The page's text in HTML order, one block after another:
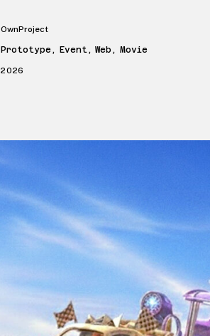
Own Project
Prototype, Event, Web, Movie
2026